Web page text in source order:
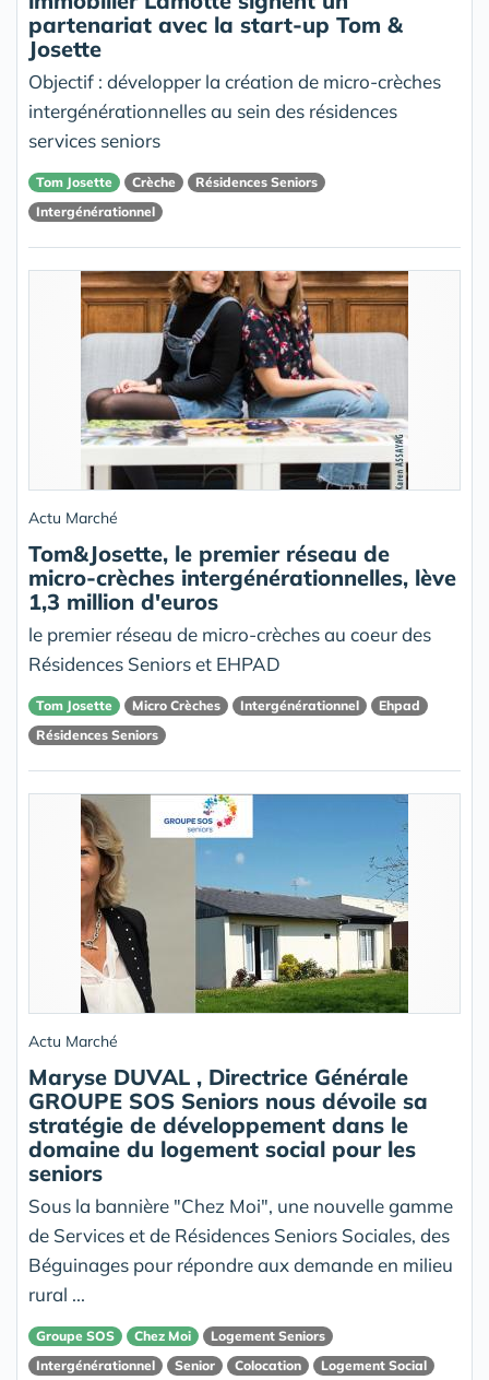
partenariat avec la start-up Tom &
Josette
Objectif : développer la création de micro-crèches
intergénérationnelles au sein des résidences
services seniors
Tom Josette Crèche
Résidences Seniors
Intergénérationnel
Actu Marché
Tom&Josette, le premier réseau de
micro-crèches intergénérationnelles, lève
1,3 million d'euros
le premier réseau de micro-crèches au coeur des
Résidences Seniors et EHPAD
Tom Josette Micro Crèches Intergénérationnel
Ehpad
Résidences Seniors
Actu Marché
Maryse DUVAL , Directrice Générale
GROUPE SOS Seniors nous dévoile sa
stratégie de développement dans le
domaine du logement social pour les
seniors
Sous la bannière "Chez Moi", une nouvelle gamme
de Services et de Résidences Seniors Sociales, des
Béguinages pour répondre aux demande en milieu
rural ...
Groupe SOS Chez Moi
Logement Seniors
Intergénérationnel
Senior Colocation Logement Social